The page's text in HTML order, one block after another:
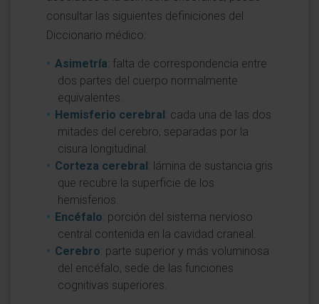
consultar las siguientes definiciones del
Diccionario médico:
Asimetría: falta de correspondencia entre
dos partes del cuerpo normalmente
equivalentes.
Hemisferio cerebral: cada una de las dos
mitades del cerebro, separadas por la
cisura longitudinal.
Corteza cerebral: lámina de sustancia gris
que recubre la superficie de los
hemisferios.
Encéfalo: porción del sistema nervioso
central contenida en la cavidad craneal.
Cerebro: parte superior y más voluminosa
del encéfalo, sede de las funciones
cognitivas superiores.